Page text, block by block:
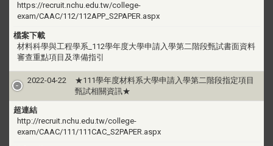
https://recruit.nchu.edu.tw/college-
exam/CAAC/112/112APP_S2PAPER.aspx
檔案下載
材料科學與工程學系_112學年度大學申請入學第二階段甄試書面資料
審查重點項目及準備指引
2022-04-22
★111學年度材料系大學申請入學第二階段指定項目
甄試相關資訊★
超連結
http://recruit.nchu.edu.tw/college-
exam/CAAC/111/111CAC_S2PAPER.aspx